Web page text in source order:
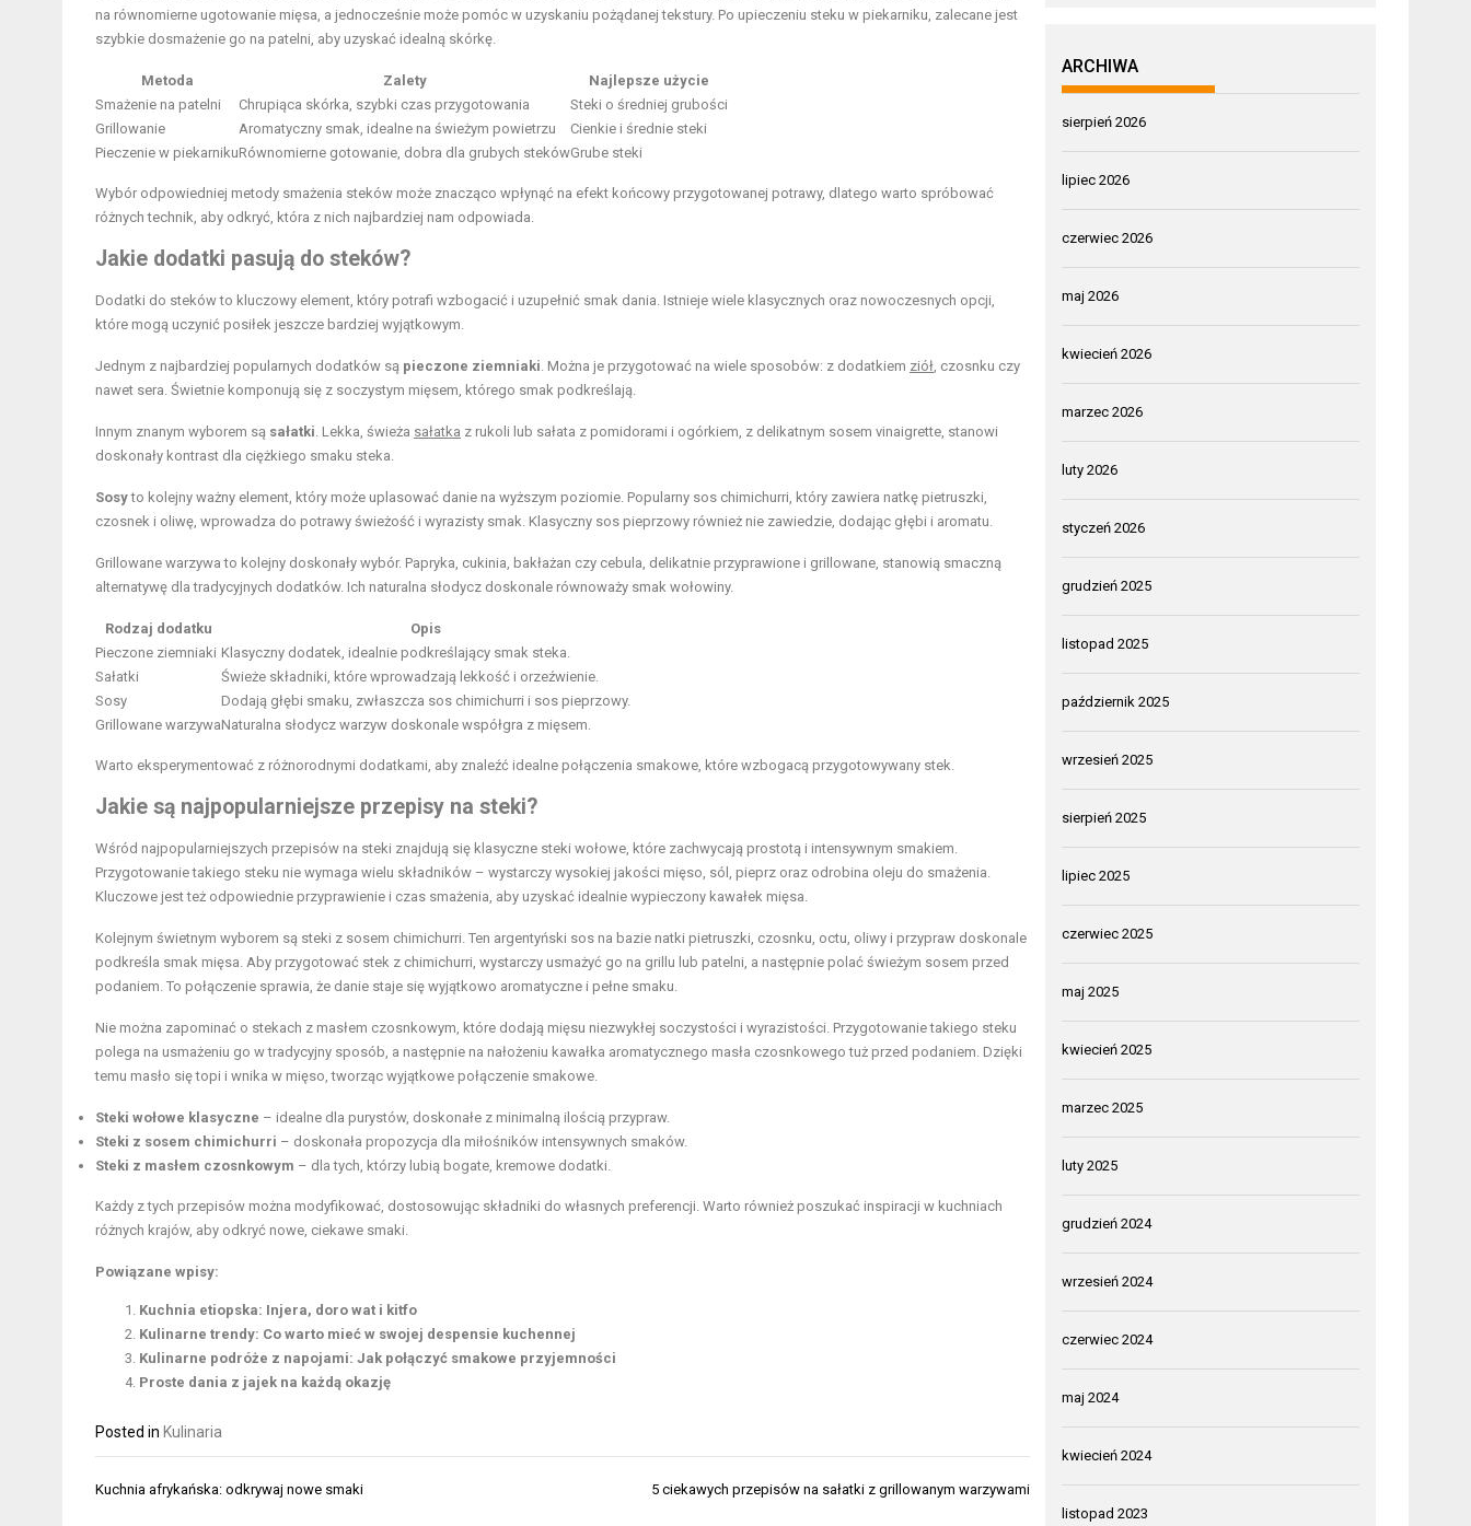
na równomierne ugotowanie mięsa, a jednocześnie może pomóc w uzyskaniu pożądanej tekstury. Po upieczeniu steku w piekarniku, zalecane jest
szybkie dosmażenie go na patelni, aby uzyskać idealną skórkę.
Metoda Zalety
Najlepsze użycie
Smażenie na patelni
Chrupiąca skórka, szybki czas przygotowania
Steki o średniej grubości
Grillowanie
Aromatyczny smak, idealne na świeżym powietrzu
Cienkie i średnie steki
Pieczenie w piekarnikuRównomierne gotowanie, dobra dla grubych stekówGrube steki
Wybór odpowiedniej metody smażenia steków może znacząco wpłynąć na efekt końcowy przygotowanej potrawy, dlatego warto spróbować
różnych technik, aby odkryć, która z nich najbardziej nam odpowiada.
Jakie dodatki pasują do steków?
Dodatki do steków to kluczowy element, który potrafi wzbogacić i uzupełnić smak dania. Istnieje wiele klasycznych oraz nowoczesnych opcji,
które mogą uczynić posiłek jeszcze bardziej wyjątkowym.
Jednym z najbardziej popularnych dodatków są pieczone ziemniaki . Można je przygotować na wiele sposobów: z dodatkiem ziół , czosnku czy
nawet sera. Świetnie komponują się z soczystym mięsem, którego smak podkreślają.
Innym znanym wyborem są sałatki . Lekka, świeża sałatka z rukoli lub sałata z pomidorami i ogórkiem, z delikatnym sosem vinaigrette, stanowi
doskonały kontrast dla ciężkiego smaku steka.
Sosyto kolejny ważny element, który może uplasować danie na wyższym poziomie. Popularny sos chimichurri, który zawiera natkę pietruszki,
czosnek i oliwę, wprowadza do potrawy świeżość i wyrazisty smak. Klasyczny sos pieprzowy również nie zawiedzie, dodając głębi i aromatu.
Grillowane warzywa to kolejny doskonały wybór. Papryka, cukinia, bakłażan czy cebula, delikatnie przyprawione i grillowane, stanowią smaczną
alternatywę dla tradycyjnych dodatków. Ich naturalna słodycz doskonale równoważy smak wołowiny.
Rodzaj dodatku
Opis
Pieczone ziemniaki Klasyczny dodatek, idealnie podkreślający smak steka.
Sałatki
Świeże składniki, które wprowadzają lekkość i orzeźwienie.
Sosy
Dodają głębi smaku, zwłaszcza sos chimichurri i sos pieprzowy.
Grillowane warzywaNaturalna słodycz warzyw doskonale współgra z mięsem.
Warto eksperymentować z różnorodnymi dodatkami, aby znaleźć idealne połączenia smakowe, które wzbogacą przygotowywany stek.
Jakie są najpopularniejsze przepisy na steki?
Wśród najpopularniejszych przepisów na steki znajdują się klasyczne steki wołowe, które zachwycają prostotą i intensywnym smakiem.
Przygotowanie takiego steku nie wymaga wielu składników – wystarczy wysokiej jakości mięso, sól, pieprz oraz odrobina oleju do smażenia.
Kluczowe jest też odpowiednie przyprawienie i czas smażenia, aby uzyskać idealnie wypieczony kawałek mięsa.
Kolejnym świetnym wyborem są steki z sosem chimichurri. Ten argentyński sos na bazie natki pietruszki, czosnku, octu, oliwy i przypraw doskonale
podkreśla smak mięsa. Aby przygotować stek z chimichurri, wystarczy usmażyć go na grillu lub patelni, a następnie polać świeżym sosem przed
podaniem. To połączenie sprawia, że danie staje się wyjątkowo aromatyczne i pełne smaku.
Nie można zapominać o stekach z masłem czosnkowym, które dodają mięsu niezwykłej soczystości i wyrazistości. Przygotowanie takiego steku
polega na usmażeniu go w tradycyjny sposób, a następnie na nałożeniu kawałka aromatycznego masła czosnkowego tuż przed podaniem. Dzięki
temu masło się topi i wnika w mięso, tworząc wyjątkowe połączenie smakowe.
Steki wołowe klasyczne – idealne dla purystów, doskonałe z minimalną ilością przypraw.
Steki z sosem chimichurri – doskonała propozycja dla miłośników intensywnych smaków.
Steki z masłem czosnkowym – dla tych, którzy lubią bogate, kremowe dodatki.
Każdy z tych przepisów można modyfikować, dostosowując składniki do własnych preferencji. Warto również poszukać inspiracji w kuchniach
różnych krajów, aby odkryć nowe, ciekawe smaki.
Powiązane wpisy:
Kuchnia etiopska: Injera, doro wat i kitfo
Kulinarne trendy: Co warto mieć w swojej despensie kuchennej
Kulinarne podróże z napojami: Jak połączyć smakowe przyjemności
Proste dania z jajek na każdą okazję
Posted in Kulinaria
Nawigacja
Kuchnia afrykańska: odkrywaj nowe smaki 5 ciekawych przepisów na sałatki z grillowanym warzywami
ARCHIWA
sierpień 2026
lipiec 2026
czerwiec 2026
maj 2026
kwiecień 2026
marzec 2026
luty 2026
styczeń 2026
grudzień 2025
listopad 2025
październik 2025
wrzesień 2025
sierpień 2025
lipiec 2025
czerwiec 2025
maj 2025
kwiecień 2025
marzec 2025
luty 2025
grudzień 2024
wrzesień 2024
czerwiec 2024
maj 2024
kwiecień 2024
listopad 2023